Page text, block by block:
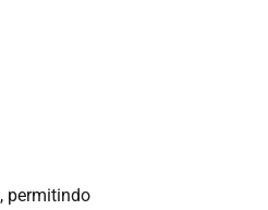
, permitindo